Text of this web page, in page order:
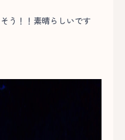
う！！素晴らしいです